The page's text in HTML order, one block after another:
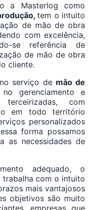
a Masterlog como
tem o intuito
de mão de obra
com excelência,
se referência de
de mão de obra
cliente.
serviço de mão de
no gerenciamento e
com
em todo território
personalizados
forma possamos
as necessidades de
adequado, o
com o intuito
mais vantajosos
objetivos são muito